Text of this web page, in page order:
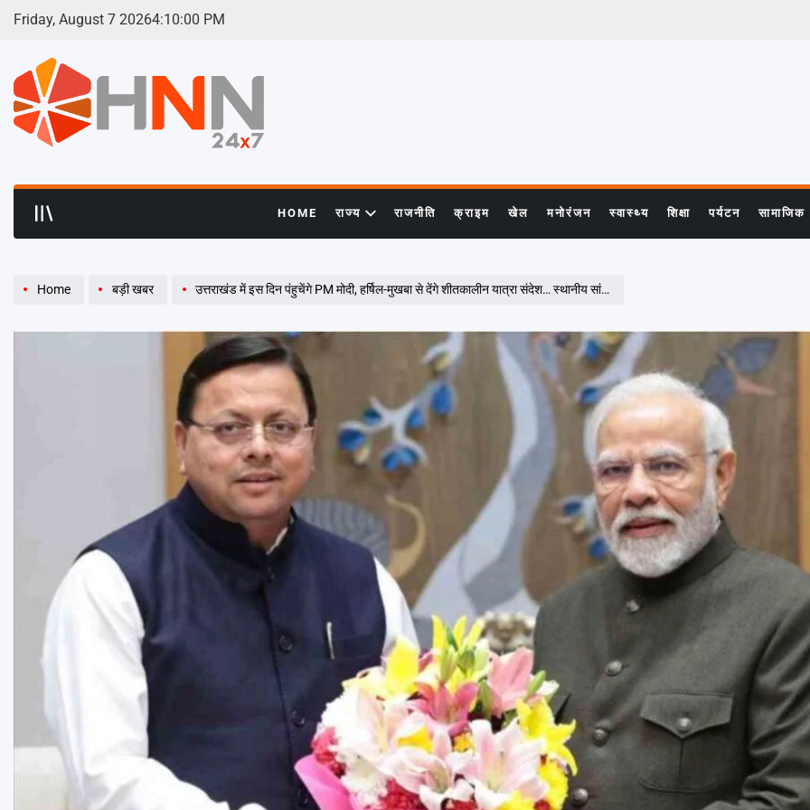
Skip
Friday, August 7 20264:10:01 PM
HOME राज्य राजनीति क्राइम खेल मनोरंजन स्वास्थ्य शिक्षा पर्यटन सामाजिक
Home बड़ी खबर उत्तराखंड में इस दिन पंहुचेंगे PM मोदी, हर्षिल-मुखबा से देंगे शीतकालीन यात्रा संदेश… स्थानीय सांस्कृतिक प्रदर्शनी होगी आयोजित